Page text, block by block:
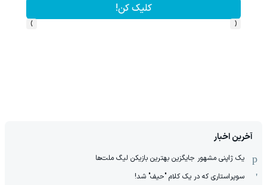
کلیک کن!
‹
›
آخرین اخبار
یک ژاپنی مشهور جایگزین بهترین بازیکن لیگ ملت‌ها
سوپراستاری که در یک کلام "حیف" شد!